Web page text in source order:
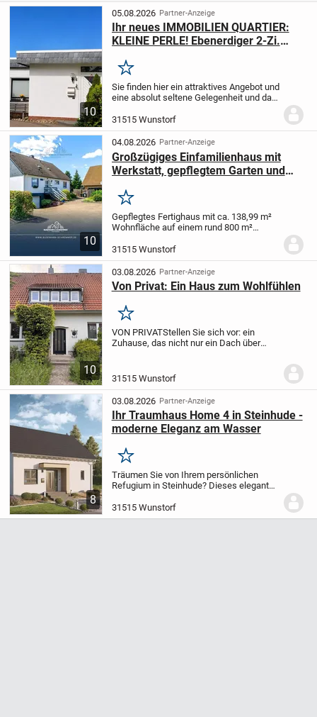
10
05.08.2026 Partner-Anzeige
Ihr neues IMMOBILIEN QUARTIER:
KLEINE PERLE! Ebenerdiger 2-Zi.
Grundstück
Merken
Sie finden hier ein attraktives Angebot und
eine absolut seltene Gelegenheit und das
Wunstorf!Stadtnah und auf einer Ebene
können wir Ihnen einen 2-Zimmer
Bungalow mit...
31515 Wunstorf
10
04.08.2026 Partner-Anzeige
Großzügiges Einfamilienhaus mit
Werkstatt, gepflegtem Garten und
Merken
Gepflegtes Fertighaus mit ca. 138,99 m²
Wohnfläche auf einem rund 800 m²
gepflegte Immobilie bietet fünf Zimmer,
vier Schlafzimmer, drei Badezimmer,
Gäste-WC, Kamin,...
31515 Wunstorf
10
03.08.2026 Partner-Anzeige
Von Privat: Ein Haus zum Wohlfühlen
Merken
VON PRIVATStellen Sie sich vor: ein
Zuhause, das nicht nur ein Dach über
Wohlbefinden vermittelt.
31515 Wunstorf
8
03.08.2026 Partner-Anzeige
Ihr Traumhaus Home 4 in Steinhude -
moderne Eleganz am Wasser
Merken
Träumen Sie von Ihrem persönlichen
Refugium in Steinhude? Dieses elegante
einem wunderschönen Grundstück -
zentral gelegen und gleichzeitig
31515 Wunstorf